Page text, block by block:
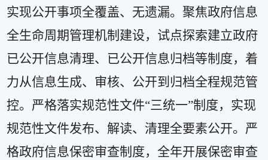
实现公开事项全覆盖、无遗漏。聚焦政府信息
全生命周期管理机制建设，试点探索建立政府
已公开信息清理、已公开信息归档等制度，着
力从信息生成、审核、公开到归档全程规范管
控。严格落实规范性文件“三统一”制度，实现
规范性文件发布、解读、清理全要素公开。严
格政府信息保密审查制度，全年开展保密审查